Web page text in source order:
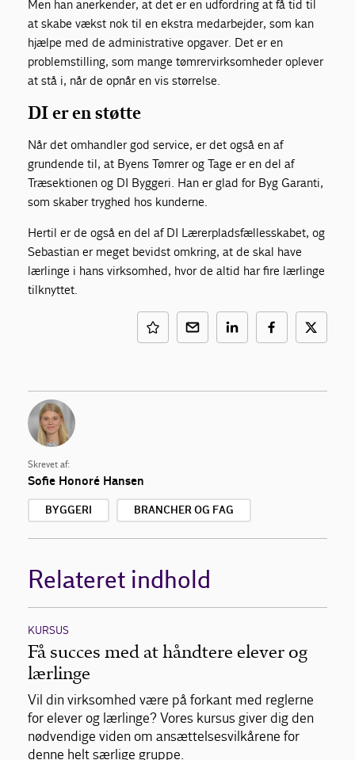
Men han anerkender, at det er en udfordring at få tid til
at skabe vækst nok til en ekstra medarbejder, som kan
hjælpe med de administrative opgaver. Det er en
problemstilling, som mange tømrervirksomheder oplever
at stå i, når de opnår en vis størrelse.
DI er en støtte
Når det omhandler god service, er det også en af
grundende til, at Byens Tømrer og Tage er en del af
Træsektionen og DI Byggeri. Han er glad for Byg Garanti,
som skaber tryghed hos kunderne.
Hertil er de også en del af DI Lærerpladsfællesskabet, og
Sebastian er meget bevidst omkring, at de skal have
lærlinge i hans virksomhed, hvor de altid har fire lærlinge
tilknyttet.
Skrevet af:
Sofie Honoré Hansen
BYGGERI BRANCHER OG FAG
Relateret indhold
KURSUS
Få succes med at håndtere elever og
lærlinge
Vil din virksomhed være på forkant med reglerne
for elever og lærlinge? Vores kursus giver dig den
nødvendige viden om ansættelsesvilkårene for
denne helt særlige gruppe.